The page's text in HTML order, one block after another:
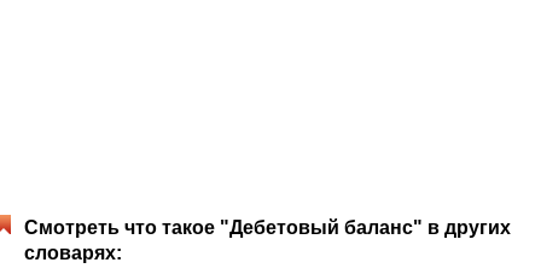
Смотреть что такое "Дебетовый баланс" в других
словарях: